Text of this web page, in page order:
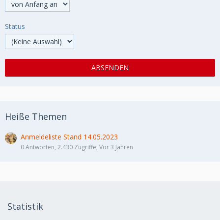
Status
Heiße Themen
Anmeldeliste Stand 14.05.2023
0 Antworten, 2.430 Zugriffe, Vor 3 Jahren
Statistik